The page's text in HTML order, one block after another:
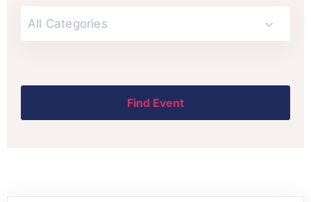
All Categories